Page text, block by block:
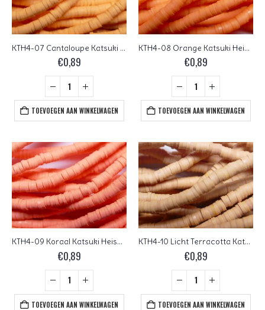
KTH4-07 Cantaloupe Katsuki Heishi Disc Beads 4 mm
€0,89
TOEVOEGEN AAN WINKELWAGEN
KTH4-08 Orange Katsuki Heishi Disc Beads 4 mm
€0,89
TOEVOEGEN AAN WINKELWAGEN
KTH4-09 Koraal Katsuki Heishi Disc Beads 4 mm
€0,89
TOEVOEGEN AAN WINKELWAGEN
KTH4-10 Licht Terracotta Katsuki Heishi Disc Beads 4 mm
€0,89
TOEVOEGEN AAN WINKELWAGEN